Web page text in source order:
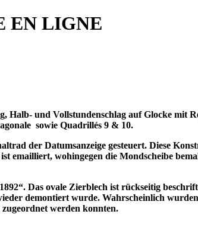
EN LIGNE
und Vollstundenschlag auf Glocke mit
sowie Quadrillés 9 & 10.
der Datumsanzeige gesteuert. Diese
emailliert, wohingegen die Mondscheibe
Das ovale Zierblech ist rückseitig
demontiert wurde. Wahrscheinlich
werden konnten.